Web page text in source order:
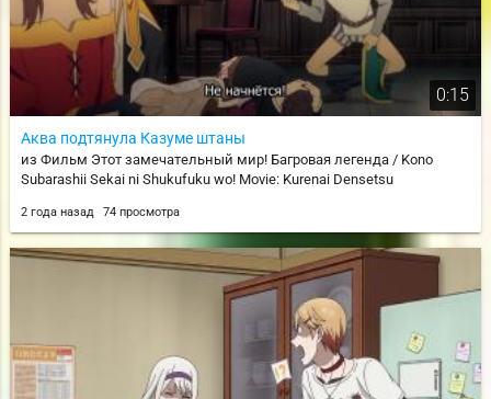
0:15
Аква подтянула Казуме штаны
из Фильм Этот замечательный мир! Багровая легенда / Kono
Subarashii Sekai ni Shukufuku wo! Movie: Kurenai Densetsu
2 года назад 74 просмотра